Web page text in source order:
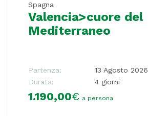
Spagna
Valencia>cuore del
Mediterraneo
Partenza:
13 Agosto 2026
Durata:
4 giorni
1.190,00€ a persona